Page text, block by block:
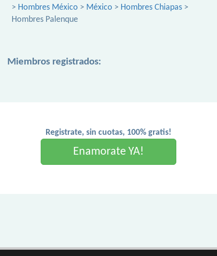
> Hombres México > México > Hombres Chiapas >
Hombres Palenque
Miembros registrados:
Registrate, sin cuotas, 100% gratis!
Enamorate YA!